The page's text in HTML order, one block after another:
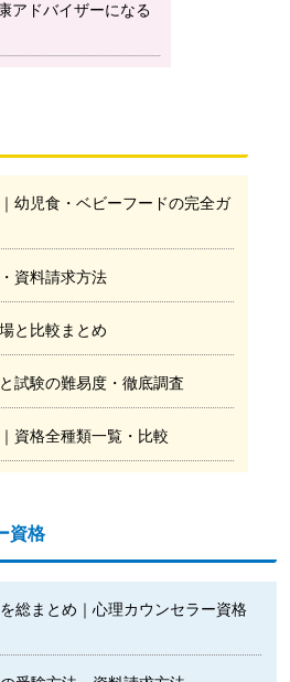
アドバイザーになる
幼児食・ベビーフードの完全ガ
資料請求方法
と比較まとめ
試験の難易度・徹底調査
資格全種類一覧・比較
資格
総まとめ｜心理カウンセラー資格